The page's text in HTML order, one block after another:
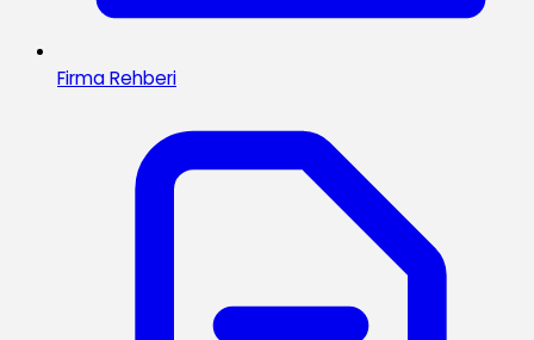
Firma Rehberi